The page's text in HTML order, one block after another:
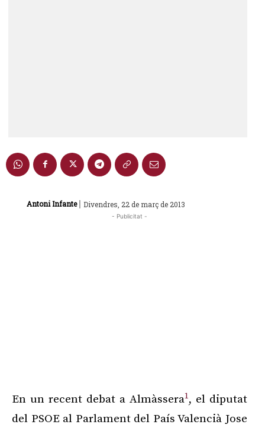
Antoni Infante | Divendres, 22 de març de 2013
- Publicitat -
En un recent debat a Almàssera1, el diputat
del PSOE al Parlament del País Valencià Jose